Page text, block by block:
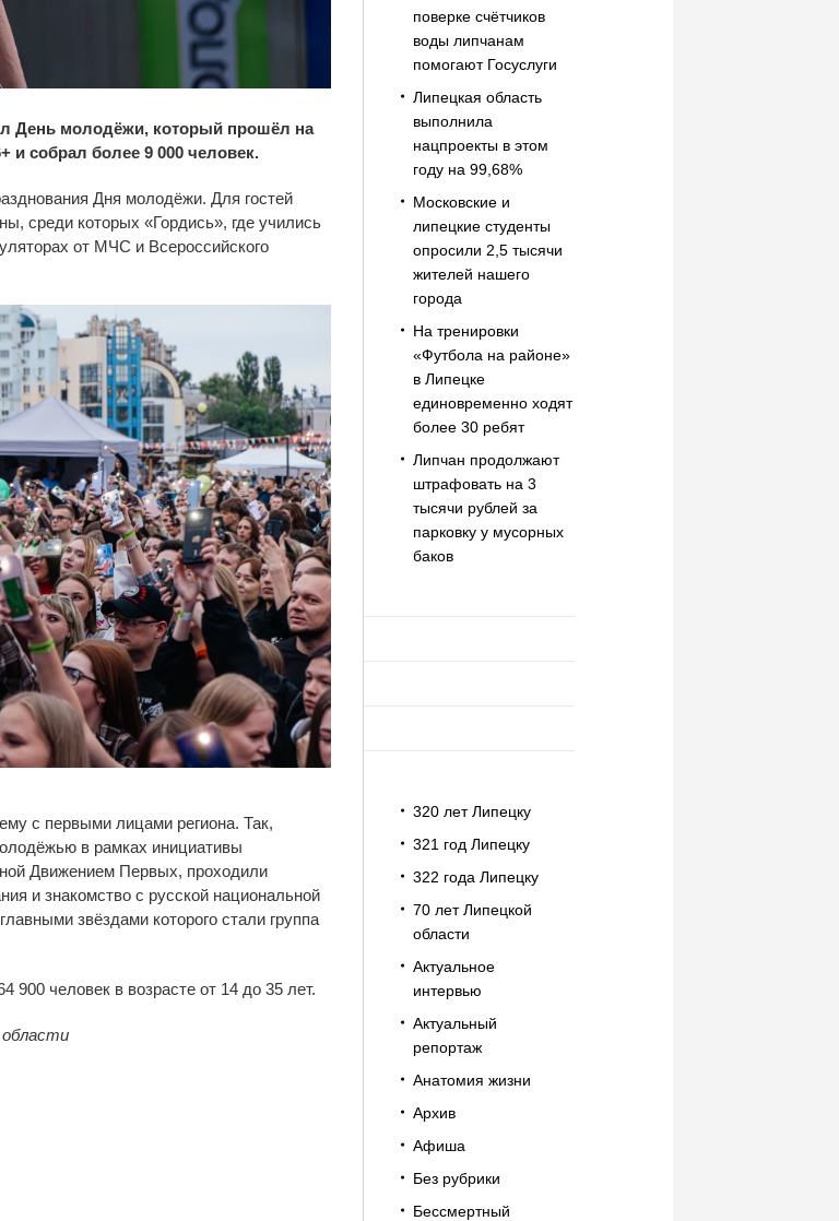
День молодёжи, который прошёл на
и собрал более 9 000 человек.
Дня молодёжи. Для гостей
среди которых «Гордись», где учились
от МЧС и Всероссийского
с первыми лицами региона. Так,
в рамках инициативы
Движением Первых, проходили
и знакомство с русской национальной
звёздами которого стали группа
900 человек в возрасте от 14 до 35 лет.
поверке счётчиков
воды липчанам
помогают Госуслуги
Липецкая область
выполнила
нацпроекты в этом
году на 99,68%
Московские и
липецкие студенты
опросили 2,5 тысячи
жителей нашего
города
На тренировки
«Футбола на районе»
в Липецке
единовременно ходят
более 30 ребят
Липчан продолжают
штрафовать на 3
тысячи рублей за
парковку у мусорных
баков
320 лет Липецку
321 год Липецку
322 года Липецку
70 лет Липецкой
области
Актуальное
интервью
Актуальный
репортаж
Анатомия жизни
Архив
Афиша
Без рубрики
Бессмертный